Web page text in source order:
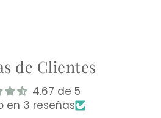
de Clientes
4.67 de 5
en 3 reseñas